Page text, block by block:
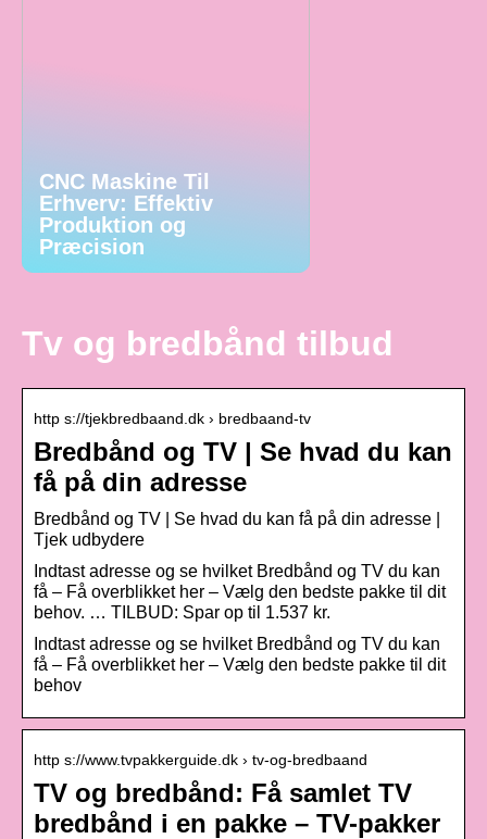
CNC Maskine Til
Erhverv: Effektiv
Produktion og
Præcision
Tv og bredbånd tilbud
http s://tjekbredbaand.dk › bredbaand-tv
Bredbånd og TV | Se hvad du kan
få på din adresse
Bredbånd og TV | Se hvad du kan få på din adresse |
Tjek udbydere
Indtast adresse og se hvilket Bredbånd og TV du kan
få – Få overblikket her – Vælg den bedste pakke til dit
behov. … TILBUD: Spar op til 1.537 kr.
Indtast adresse og se hvilket Bredbånd og TV du kan
få – Få overblikket her – Vælg den bedste pakke til dit
behov
http s://www.tvpakkerguide.dk › tv-og-bredbaand
TV og bredbånd: Få samlet TV
bredbånd i en pakke – TV-pakker